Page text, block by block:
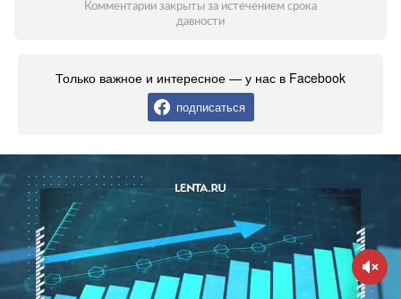
Комментарии закрыты за истечением срока
давности
Только важное и интересное — у нас в Facebook
подписаться